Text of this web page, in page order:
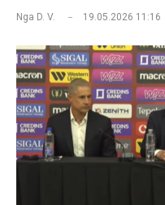
Nga D. V. 19.05.2026 11:16